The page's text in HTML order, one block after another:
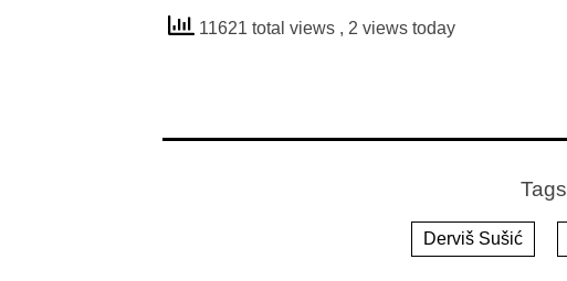
11621 total views , 2 views today
Tags
Derviš Sušić